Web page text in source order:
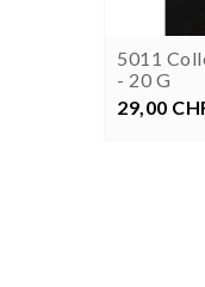
5011
- 20 G
Prix
29,00